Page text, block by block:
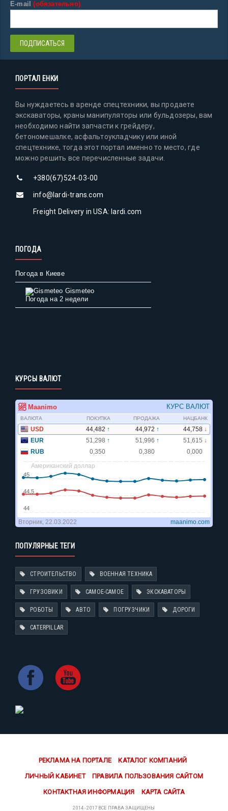
E-mail(обязательно)
ПОРТАЛ ЕНКИ
Вы нуждаетесь в аренде спецтехники, вы продаете
экскаваторы, краны манипуляторы или бульдозеры, вам
необходимо найти запчасти к грейдеру,
бетономешалке, асфальтоукладчику или иной
спецтехнике, тогда этот портал именно то место, где
можно решить все перечисленные задачи.
+380(67)524-03-00
info@lardi-trans.com
Freight Delivery in USA: lardi.com
ПОГОДА
Погода в Киеве
Gismeteo
Погода на 2 недели
КУРСЫ ВАЛЮТ
ПОПУЛЯРНЫЕ ТЕГИ
СТРОИТЕЛЬСТВО ВОЕННАЯ ТЕХНИКА
ГРУЗОВИКИ САМОЕ-САМОЕ ЭКСКАВАТОРЫ
РОБОТЫ АВТО ПОГРУЗЧИКИ ДОРОГИ
CATERPILLAR
РЕКЛАМА НА ПОРТАЛЕ КАТАЛОГ КОМПАНИЙ
ЛИЧНЫЙ КАБИНЕТ ПРАВИЛА ПОЛЬЗОВАНИЯ САЙТОМ
КОНТАКТНАЯ ИНФОРМАЦИЯ КАРТА САЙТА
2014 - 2017 ВСЕ ПРАВА ЗАЩИЩЕНЫ